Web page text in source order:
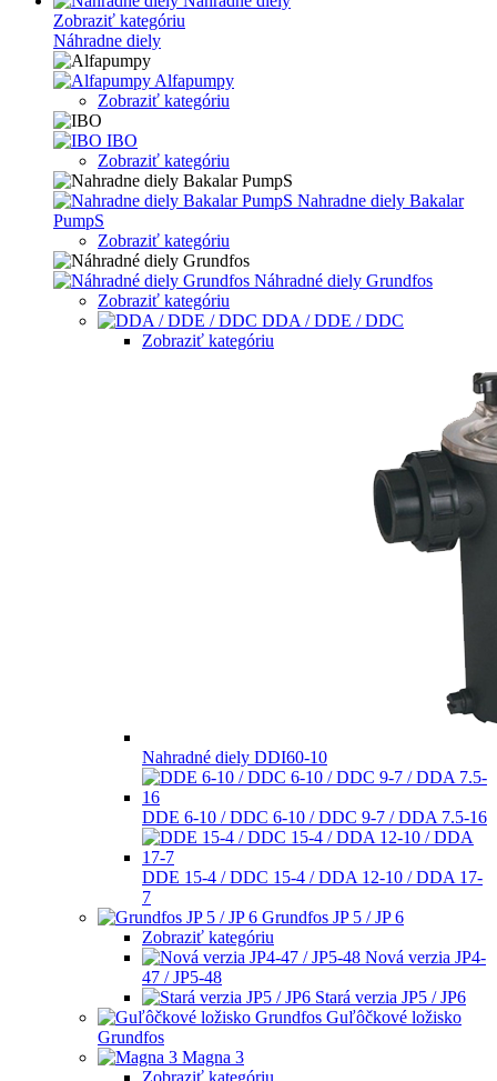
Zobraziť kategóriu
Náhradne diely
Alfapumpy
Zobraziť kategóriu
IBO
Zobraziť kategóriu
Nahradne diely Bakalar
PumpS
Zobraziť kategóriu
Náhradné diely Grundfos
Zobraziť kategóriu
DDA / DDE / DDC
Zobraziť kategóriu
Nahradné diely DDI60-10
DDE 6-10 / DDC 6-10 / DDC 9-7 / DDA 7.5-16
DDE 15-4 / DDC 15-4 / DDA 12-10 / DDA 17-
7
Grundfos JP 5 / JP 6
Zobraziť kategóriu
Nová verzia JP4-
47 / JP5-48
Stará verzia JP5 / JP6
Guľôčkové ložisko
Grundfos
Magna 3
Zobraziť kategóriu